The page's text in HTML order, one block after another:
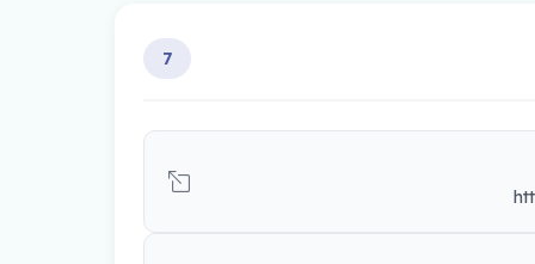
7